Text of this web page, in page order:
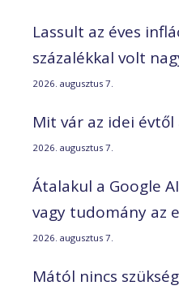
Lassult az éves
százalékkal volt
2026. augusztus 7.
Mit vár az idei évtől
2026. augusztus 7.
Átalakul a Google
vagy tudomány az
2026. augusztus 7.
Mától nincs